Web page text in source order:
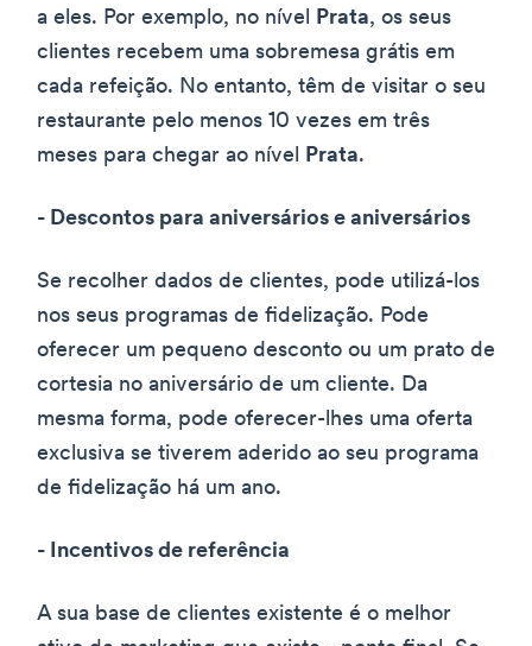
a eles. Por exemplo, no nível Prata, os seus
clientes recebem uma sobremesa grátis em
cada refeição. No entanto, têm de visitar o seu
restaurante pelo menos 10 vezes em três
meses para chegar ao nível Prata.
- Descontos para aniversários e aniversários
Se recolher dados de clientes, pode utilizá-los
nos seus programas de fidelização. Pode
oferecer um pequeno desconto ou um prato de
cortesia no aniversário de um cliente. Da
mesma forma, pode oferecer-lhes uma oferta
exclusiva se tiverem aderido ao seu programa
de fidelização há um ano.
- Incentivos de referência
A sua base de clientes existente é o melhor